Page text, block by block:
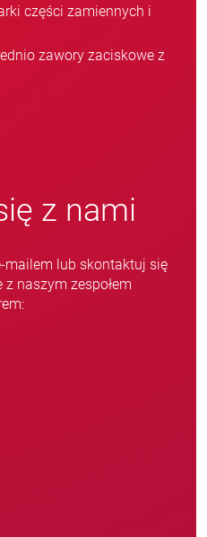
części zamiennych i
zawory zaciskowe z
z nami
mailem lub skontaktuj się
naszym zespołem